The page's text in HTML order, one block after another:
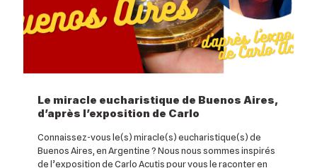
Le miracle eucharistique de Buenos Aires,
d’après l’exposition de Carlo
Connaissez-vous le(s) miracle(s) eucharistique(s) de
Buenos Aires, en Argentine ? Nous nous sommes inspirés
de l’exposition de Carlo Acutis pour vous le raconter en